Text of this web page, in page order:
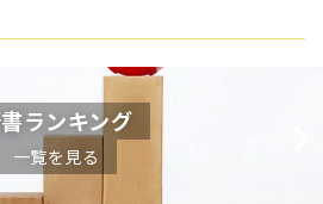
ランキング
一覧を見る